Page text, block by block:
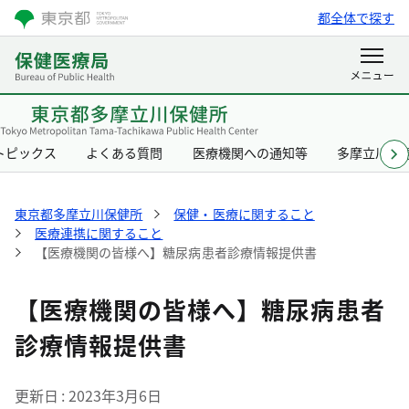
都全体で探す
ピックス よくある質問 医療機関への通知等 多摩立川保
東京都多摩立川保健所
保健・医療に関すること
医療連携に関すること
【医療機関の皆様へ】糖尿病患者診療情報提供書
【医療機関の皆様へ】糖尿病患者
診療情報提供書
更新日 2023年3月6日